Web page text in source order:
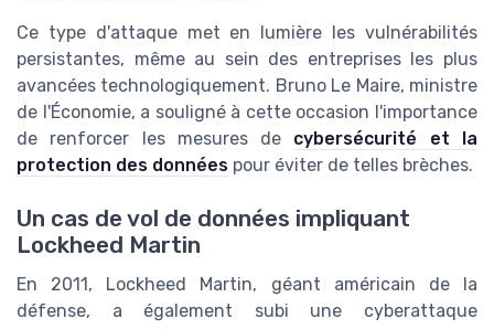
Ce type d'attaque met en lumière les vulnérabilités
persistantes, même au sein des entreprises les plus
avancées technologiquement. Bruno Le Maire, ministre
de l'Économie, a souligné à cette occasion l'importance
de renforcer les mesures de cybersécurité et la
protection des données pour éviter de telles brèches.
Un cas de vol de données impliquant
Lockheed Martin
En 2011, Lockheed Martin, géant américain de la
défense, a également subi une cyberattaque